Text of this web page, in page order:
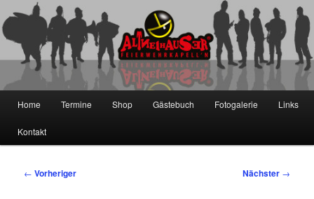
primären
Inhalt
springenDie Altneihauser Feierwehrkapell'n
Home Termine Shop Gästebuch Fotogalerie Links
Kontakt
Beitragsnavigation
← Vorheriger Nächster →